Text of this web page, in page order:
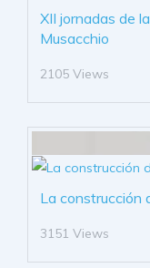
XII jornadas de
Musacchio
2105 Views
La construcción
3151 Views